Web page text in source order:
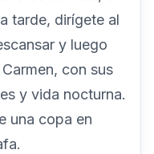
tarde, dirígete al
y luego
con sus
y vida nocturna.
una copa en